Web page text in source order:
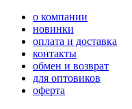
о компании
новинки
оплата и доставка
контакты
обмен и возврат
для оптовиков
оферта